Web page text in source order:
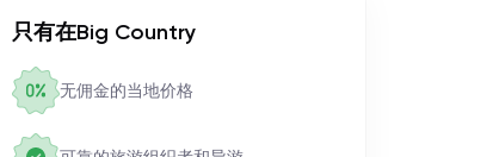
只有在Big Country
无佣金的当地价格